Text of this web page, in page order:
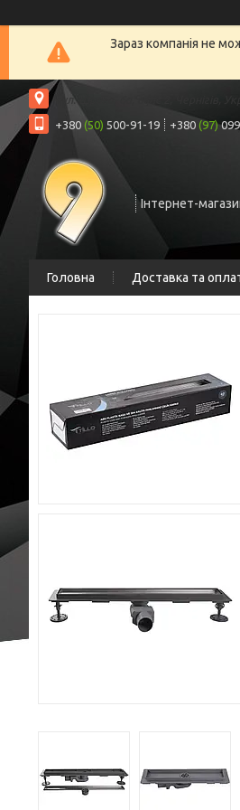
Зараз компанія не
вул. Шрага, 6а, офіс 2, Чернігів,
+380 (50) 500-91-19 +380 (97)
Інтернет-
Головна Доставка та